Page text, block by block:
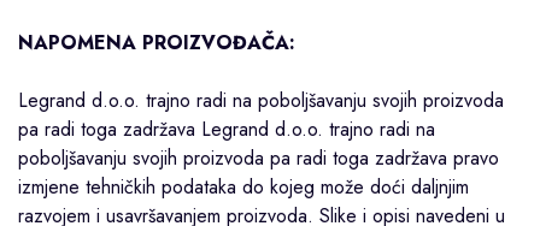
NAPOMENA PROIZVOĐAČA:
Legrand d.o.o. trajno radi na poboljšavanju svojih proizvoda
pa radi toga zadržava Legrand d.o.o. trajno radi na
poboljšavanju svojih proizvoda pa radi toga zadržava pravo
izmjene tehničkih podataka do kojeg može doći daljnjim
razvojem i usavršavanjem proizvoda. Slike i opisi navedeni u